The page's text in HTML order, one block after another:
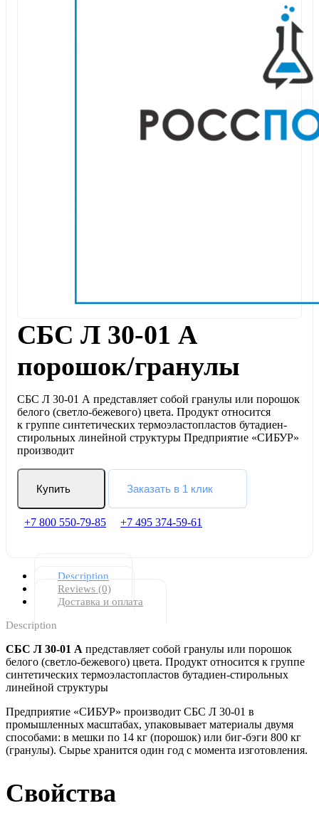
СБС Л 30-01 А
порошок/гранулы
СБС Л 30-01 А представляет собой гранулы или порошок
белого (светло-бежевого) цвета. Продукт относится
к группе синтетических термоэластопластов бутадиен-
стирольных линейной структуры Предприятие «СИБУР»
производит
Купить Заказать в 1 клик
+7 800 550-79-85 +7 495 374-59-61
Description
Reviews (0)
Доставка и оплата
Description
СБС Л 30-01 А представляет собой гранулы или порошок
белого (светло-бежевого) цвета. Продукт относится к группе
синтетических термоэластопластов бутадиен-стирольных
линейной структуры
Предприятие «СИБУР» производит СБС Л 30-01 в
промышленных масштабах, упаковывает материалы двумя
способами: в мешки по 14 кг (порошок) или биг-бэги 800 кг
(гранулы). Сырье хранится один год с момента изготовления.
Свойства